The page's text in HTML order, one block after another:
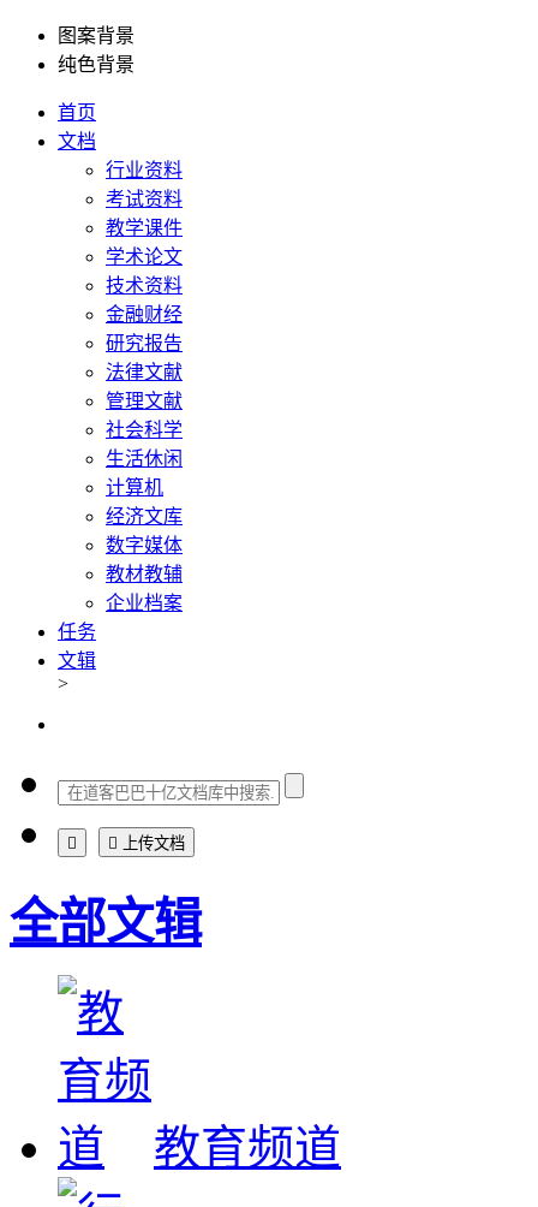
图案背景
纯色背景
首页
文档
行业资料
考试资料
教学课件
学术论文
技术资料
金融财经
研究报告
法律文献
管理文献
社会科学
生活休闲
计算机
经济文库
数字媒体
教材教辅
企业档案
任务
文辑
>
  上传文档
全部文辑
教育频道